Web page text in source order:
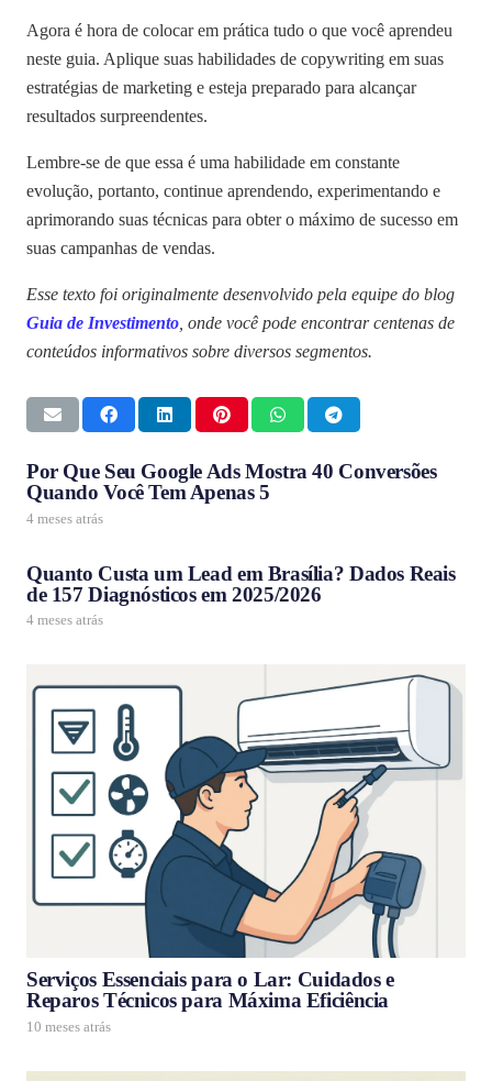
Agora é hora de colocar em prática tudo o que você aprendeu
neste guia. Aplique suas habilidades de copywriting em suas
estratégias de marketing e esteja preparado para alcançar
resultados surpreendentes.
Lembre-se de que essa é uma habilidade em constante
evolução, portanto, continue aprendendo, experimentando e
aprimorando suas técnicas para obter o máximo de sucesso em
suas campanhas de vendas.
Esse texto foi originalmente desenvolvido pela equipe do blog
Guia de Investimento , onde você pode encontrar centenas de
conteúdos informativos sobre diversos segmentos.
Por Que Seu Google Ads Mostra 40 Conversões
Quando Você Tem Apenas 5
4 meses atrás
Quanto Custa um Lead em Brasília? Dados Reais
de 157 Diagnósticos em 2025/2026
4 meses atrás
Serviços Essenciais para o Lar: Cuidados e
Reparos Técnicos para Máxima Eficiência
10 meses atrás